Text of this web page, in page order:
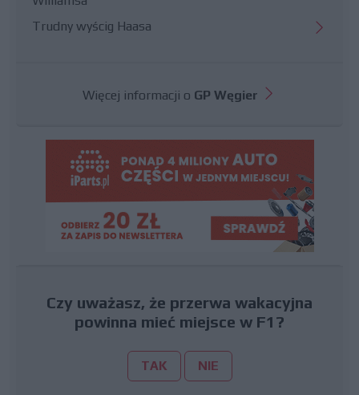
Trudny wyścig Haasa
Więcej informacji o GP Węgier
Czy uważasz, że przerwa wakacyjna
powinna mieć miejsce w F1?
TAK NIE